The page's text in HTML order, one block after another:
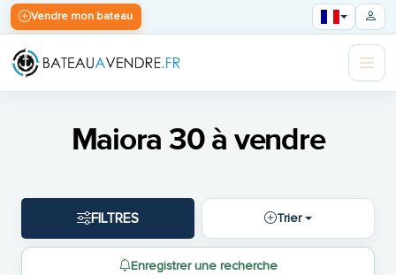
Vendre mon bateau
Maiora 30 à vendre
FILTRES Trier
Enregistrer une recherche